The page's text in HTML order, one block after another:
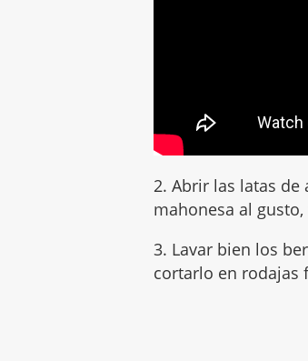
2. Abrir las latas
mahonesa al
3. Lavar bien los
cortarlo en rodajas